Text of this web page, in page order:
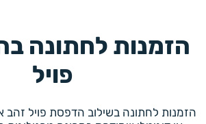
הזמנות לחתונה
פויל
הזמנות לחתונה בשילוב הדפסת פויל זהב